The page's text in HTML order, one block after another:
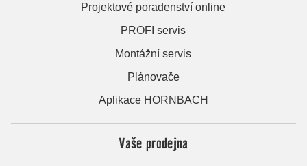
Projektové poradenství online
PROFI servis
Montážní servis
Plánovače
Aplikace HORNBACH
Vaše prodejna